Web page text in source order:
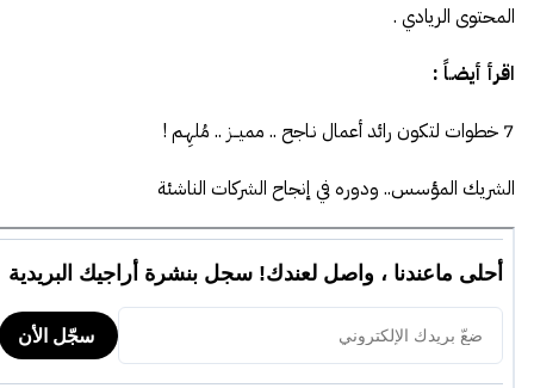
المحتوى الريادي .
اقرأ أيضـاً :
7 خطوات لتكون رائد أعمال نـاجح .. مميــز .. مُلهِـم !
الشريك المؤسس.. ودوره في إنجاح الشركات الناشئة